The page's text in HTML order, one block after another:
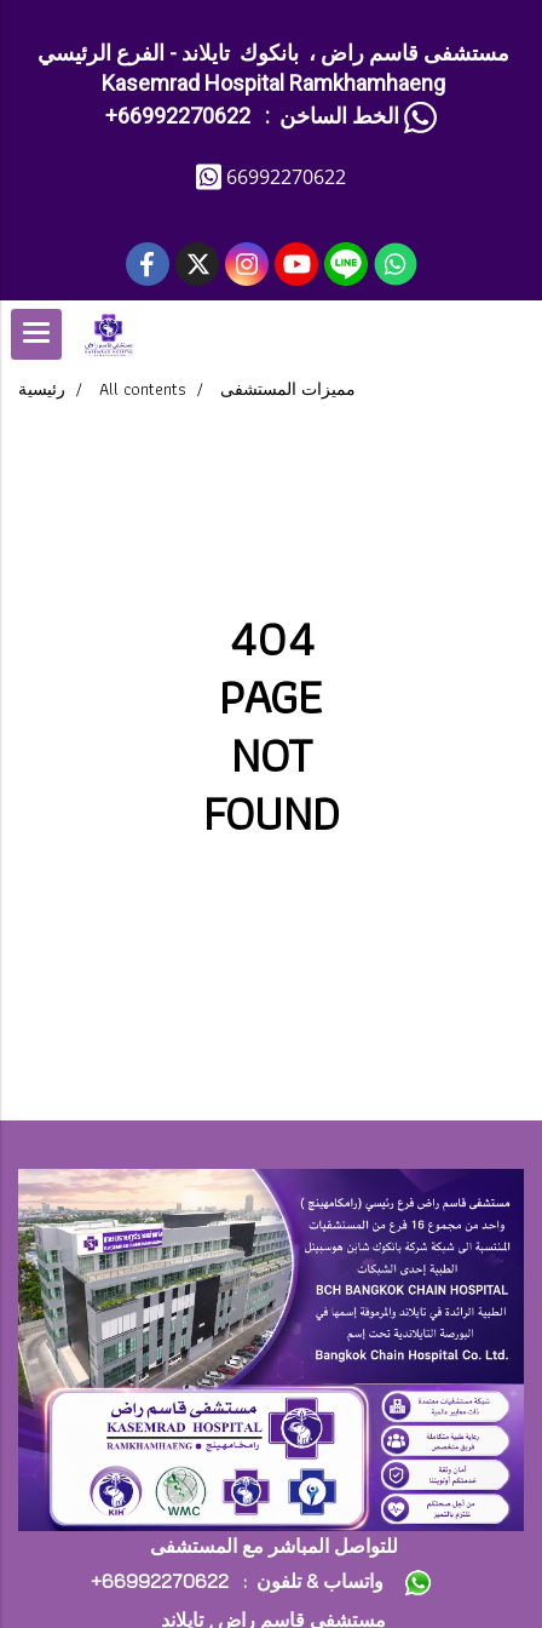
مستشفى قاسم راض ، بانكوك تايلاند - الفرع الرئيسي
Kasemrad Hospital Ramkhamhaeng
+الخط الساخن : 66992270622
66992270622
رئيسية All contents مميزات المستشفى
404
PAGE
NOT
FOUND
+واتساب & تلفون : 66992270622
مستشفى قاسم راض , تايلاند